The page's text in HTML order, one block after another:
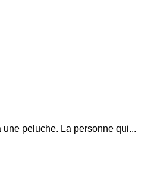
peluche. La personne qui...